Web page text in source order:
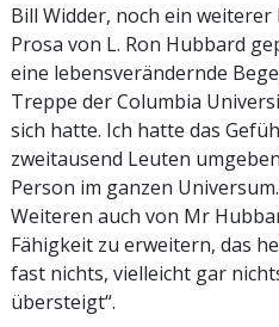
Bill Widder, noch ein
Prosa von L. Ron Hubbard
eine lebensverändernde
Treppe der Columbia
sich hatte. Ich hatte das
zweitausend Leuten
Person im ganzen
Weiteren auch von Mr
Fähigkeit zu erweitern, das
fast nichts, vielleicht gar
übersteigt“.